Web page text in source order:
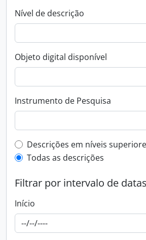
Nível de descrição
Objeto digital disponível
Instrumento de Pesquisa
Filtro de descrição de
Descrições em níveis
Todas as descrições
Filtrar por intervalo de
Início